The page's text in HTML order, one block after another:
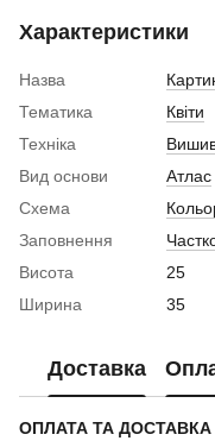
Характеристики
Назва
Тематика
Квіти
Техніка
Вид основи
Атлас
Схема
Заповнення
Висота
25
Ширина
35
Доставка
ОПЛАТА ТА ДОСТАВКА